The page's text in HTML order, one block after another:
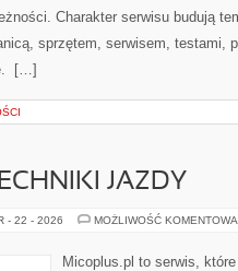
Charakter serwisu budują
sprzętem, serwisem, testami,
[…]
JAZDY
- 22 - 2026 MOŻLIWOŚĆ
Micoplus.pl to serwis,